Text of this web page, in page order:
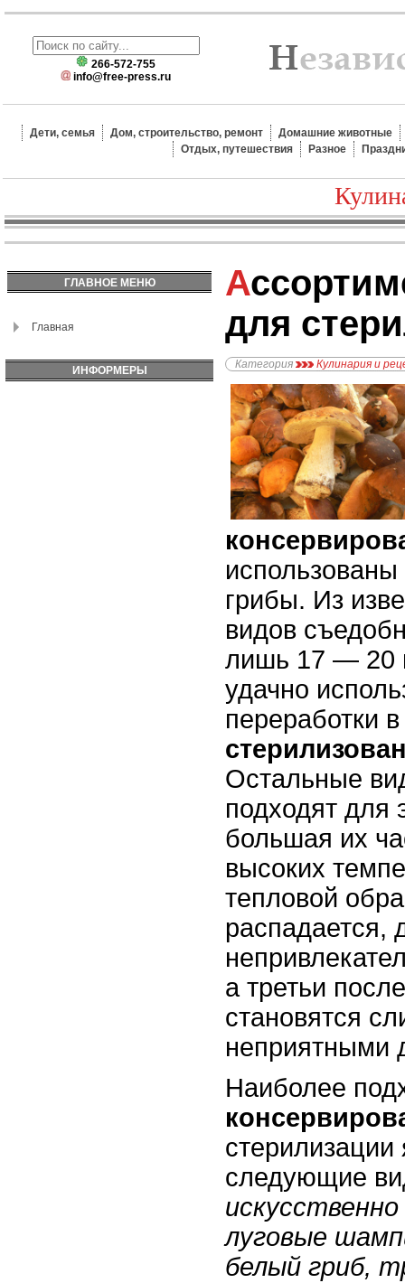
266-572-755
info@free-press.ru
Дети, семья Дом, строительство, ремонт
Домашние животные
Отдых, путешествия
Разное
ГЛАВНОЕ МЕНЮ
Главная
ИНФОРМЕРЫ
Ассортимент грибов
для
Категория Кулинария и
грибы. Из
видов
лишь 17 — 20
удачно
переработки
Остальные
подходят для
большая их
высоких
тепловой
распадается,
а третьи
становятся
неприятными
Наиболее
стерилизации
следующие
луговые
белый гриб,